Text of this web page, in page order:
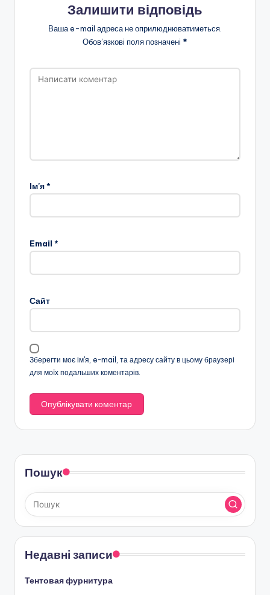
Залишити відповідь
Ваша e-mail адреса не оприлюднюватиметься.
Обов’язкові поля позначені *
Ім'я*
Email *
Сайт
Зберегти моє ім'я, e-mail, та адресу сайту в цьому браузері
для моїх подальших коментарів.
Пошук
Недавні записи
Тентовая фурнитура